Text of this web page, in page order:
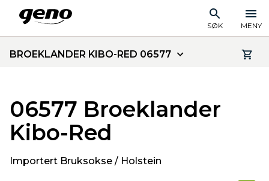
SØK MENY
BROEKLANDER KIBO-RED 06577
06577 Broeklander
Kibo-Red
Importert Bruksokse / Holstein